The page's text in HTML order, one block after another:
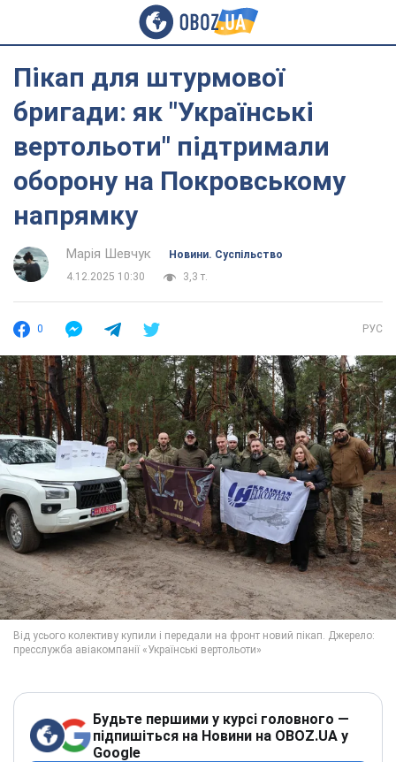
Пікап для штурмової
бригади: як "Українські
вертольоти" підтримали
оборону на Покровському
напрямку
Марія Шевчук
Новини. Суспільство
4.12.2025 10:30
3,3 т.
0 РУС
Будьте першими у курсі головного —
підпишіться на Новини на OBOZ.UA у
Google